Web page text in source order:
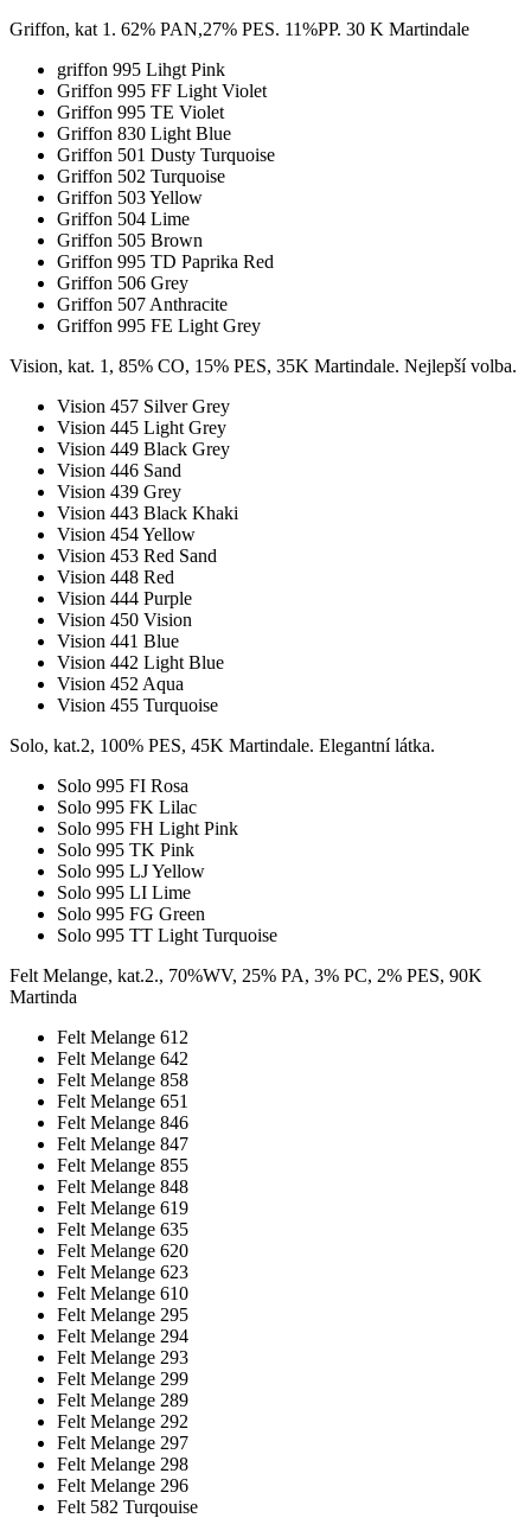
Griffon, kat 1. 62% PAN,27% PES. 11%PP. 30 K Martindale
griffon 995 Lihgt Pink
Griffon 995 FF Light Violet
Griffon 995 TE Violet
Griffon 830 Light Blue
Griffon 501 Dusty Turquoise
Griffon 502 Turquoise
Griffon 503 Yellow
Griffon 504 Lime
Griffon 505 Brown
Griffon 995 TD Paprika Red
Griffon 506 Grey
Griffon 507 Anthracite
Griffon 995 FE Light Grey
Vision, kat. 1, 85% CO, 15% PES, 35K Martindale. Nejlepší volba.
Vision 457 Silver Grey
Vision 445 Light Grey
Vision 449 Black Grey
Vision 446 Sand
Vision 439 Grey
Vision 443 Black Khaki
Vision 454 Yellow
Vision 453 Red Sand
Vision 448 Red
Vision 444 Purple
Vision 450 Vision
Vision 441 Blue
Vision 442 Light Blue
Vision 452 Aqua
Vision 455 Turquoise
Solo, kat.2, 100% PES, 45K Martindale. Elegantní látka.
Solo 995 FI Rosa
Solo 995 FK Lilac
Solo 995 FH Light Pink
Solo 995 TK Pink
Solo 995 LJ Yellow
Solo 995 LI Lime
Solo 995 FG Green
Solo 995 TT Light Turquoise
Felt Melange, kat.2., 70%WV, 25% PA, 3% PC, 2% PES, 90K
Martinda
Felt Melange 612
Felt Melange 642
Felt Melange 858
Felt Melange 651
Felt Melange 846
Felt Melange 847
Felt Melange 855
Felt Melange 848
Felt Melange 619
Felt Melange 635
Felt Melange 620
Felt Melange 623
Felt Melange 610
Felt Melange 295
Felt Melange 294
Felt Melange 293
Felt Melange 299
Felt Melange 289
Felt Melange 292
Felt Melange 297
Felt Melange 298
Felt Melange 296
Felt 582 Turqouise